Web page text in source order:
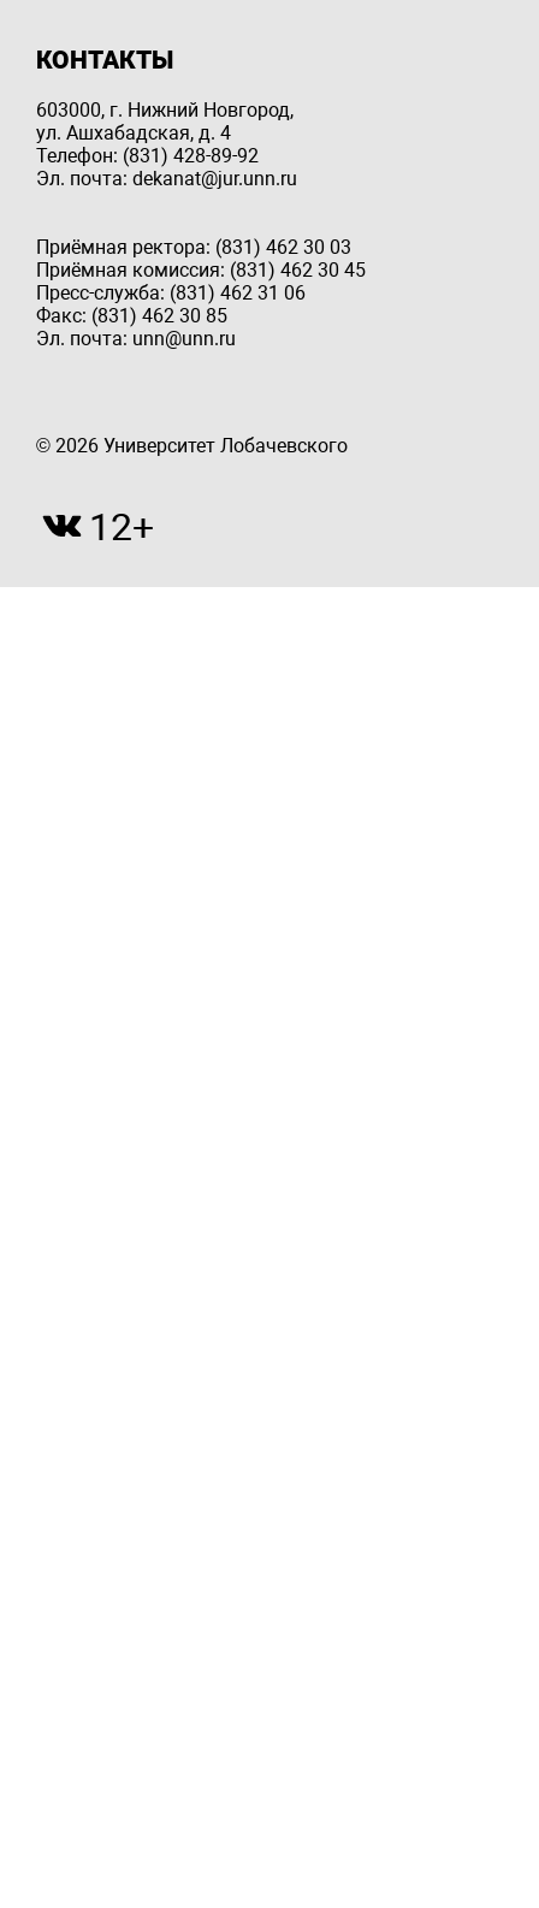
КОНТАКТЫ
603000, г. Нижний Новгород,
ул. Ашхабадская, д. 4
Телефон: (831) 428-89-92
Эл. почта: dekanat@jur.unn.ru
Приёмная ректора: (831) 462 30 03
Приёмная комиссия: (831) 462 30 45
Пресс-служба: (831) 462 31 06
Факс: (831) 462 30 85
Эл. почта: unn@unn.ru
© 2026 Университет Лобачевского
12+